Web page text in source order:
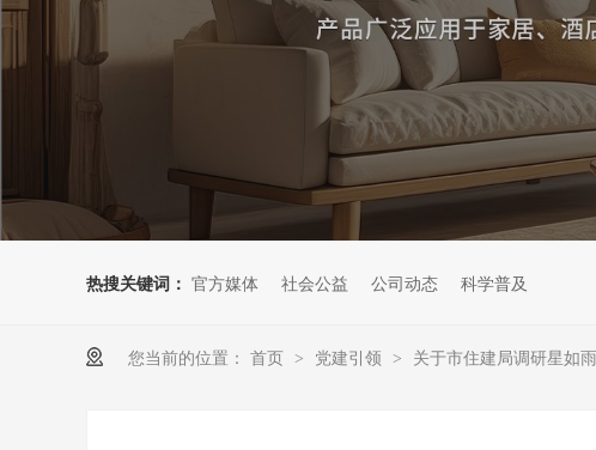
热搜关键词： 官方媒体 社会公益 公司动态 科学普及
您当前的位置： 首页 > 党建引领 > 关于市住建局调研星如